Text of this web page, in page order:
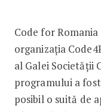
Code for
organizația
al Galei Societății
programului a
posibil o suită de